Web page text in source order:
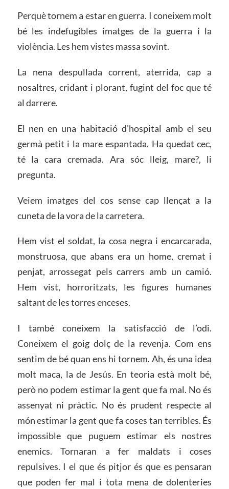
Perquè tornem a estar en guerra. I coneixem molt
bé les indefugibles imatges de la guerra i la
violència. Les hem vistes massa sovint.
La nena despullada corrent, aterrida, cap a
nosaltres, cridant i plorant, fugint del foc que té
al darrere.
El nen en una habitació d’hospital amb el seu
germà petit i la mare espantada. Ha quedat cec,
té la cara cremada. Ara sóc lleig, mare?, li
pregunta.
Veiem imatges del cos sense cap llençat a la
cuneta de la vora de la carretera.
Hem vist el soldat, la cosa negra i encarcarada,
monstruosa, que abans era un home, cremat i
penjat, arrossegat pels carrers amb un camió.
Hem vist, horroritzats, les figures humanes
saltant de les torres enceses.
I també coneixem la satisfacció de l’odi.
Coneixem el goig dolç de la revenja. Com ens
sentim de bé quan ens hi tornem. Ah, és una idea
molt maca, la de Jesús. En teoria està molt bé,
però no podem estimar la gent que fa mal. No és
assenyat ni pràctic. No és prudent respecte al
món estimar la gent que fa coses tan terribles. És
impossible que puguem estimar els nostres
enemics. Tornaran a fer maldats i coses
repulsives. I el que és pitjor és que es pensaran
que poden fer mal i tota mena de dolenteries